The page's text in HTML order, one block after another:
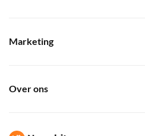
Marketing
Over ons